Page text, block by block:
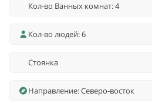
Кол-во Ванных комнат: 4
Кол-во людей: 6
Стоянка
Направление: Северо-восток